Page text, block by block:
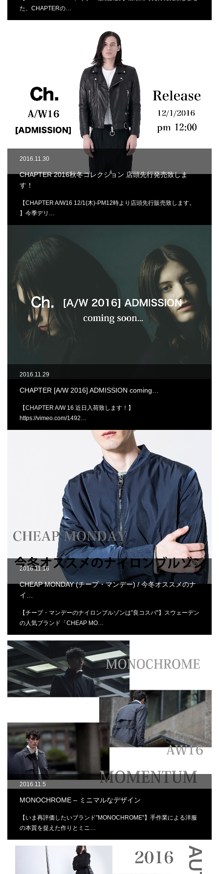
た、CHAPTERの…
2016.11.30
CHAPTER 2016秋冬コレクション 店頭先行発売致しま
す！
【CHAPTER A/W16 12/1(木)-PM12時より店頭先行販売致します。
】今季デリ…
2016.11.29
CHAPTER [A/W 2016] ADMISSION coming…
【CHAPTER A/W 16 近日入荷致します！】
https://vimeo.com/1492…
2016.11.16
CHEAP MONDAY (チープ・マンデー) / 今冬オススメのナ
イ…
【チープ・マンデーのナイロンブルゾンは”良コスパ"】スウェーデン
の人気ブランド「CHEAP MO…
2016.11.5
MONOCHROME – ミニマルなデザイン
【いま再評価したいブランド”MONOCHROME"】手作業による洋服
の本質を捉えた作りとミニ…